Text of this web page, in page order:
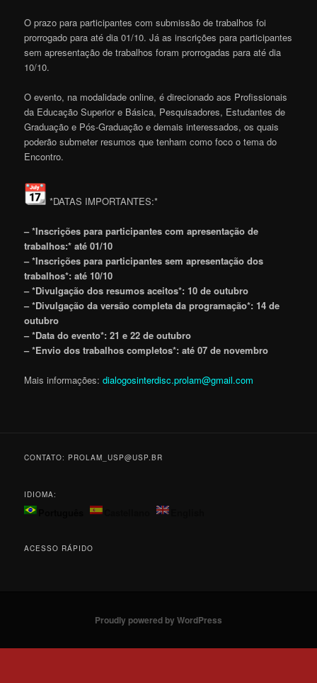
O prazo para participantes com submissão de trabalhos foi
prorrogado para até dia 01/10. Já as inscrições para participantes
sem apresentação de trabalhos foram prorrogadas para até dia
10/10.
O evento, na modalidade online, é direcionado aos Profissionais
da Educação Superior e Básica, Pesquisadores, Estudantes de
Graduação e Pós-Graduação e demais interessados, os quais
poderão submeter resumos que tenham como foco o tema do
Encontro.
*DATAS IMPORTANTES:*
– *Inscrições para participantes com apresentação de
trabalhos:* até 01/10
– *Inscrições para participantes sem apresentação dos
trabalhos*: até 10/10
– *Divulgação dos resumos aceitos*: 10 de outubro
– *Divulgação da versão completa da programação*: 14 de
outubro
– *Data do evento*: 21 e 22 de outubro
– *Envio dos trabalhos completos*: até 07 de novembro
Mais informações:dialogosinterdisc.prolam@gmail.com
CONTATO: PROLAM_USP@USP.BR
IDIOMA:
ACESSO RÁPIDO
Proudly powered by WordPress